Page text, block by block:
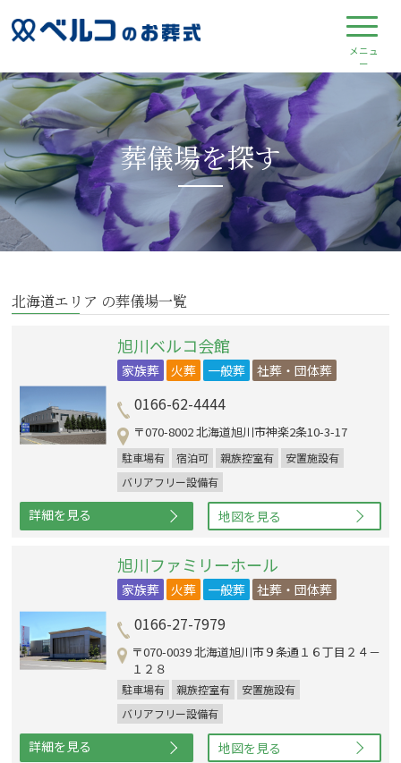
葬儀場を探す
北海道エリア の葬儀場一覧
旭川ベルコ会館
家族葬 火葬 一般葬 社葬・団体葬
0166-62-4444
〒070-8002 北海道旭川市神楽2条10-3-17
駐車場有 宿泊可 親族控室有
安置施設有
バリアフリー設備有
詳細を見る 地図を見る
旭川ファミリーホール
家族葬 火葬 一般葬 社葬・団体葬
0166-27-7979
〒070-0039 北海道旭川市９条通１６丁目２４－
１２８
駐車場有 親族控室有
安置施設有
バリアフリー設備有
詳細を見る 地図を見る